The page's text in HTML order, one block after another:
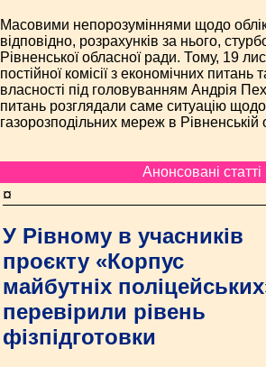
Масовими непорозуміннями щодо
відповідно, розрахунків за нього,
Рівненської обласної ради. Тому, 19
постійної комісії з економічних питань
власності під головуванням Андрія
питань розглядали саме ситуацію
газорозподільних мереж в Рівненській
Анонсовані статті
¤
У Рівному в учасників
проєкту «Корпус
майбутніх
перевірили рівень
фізпідготовки